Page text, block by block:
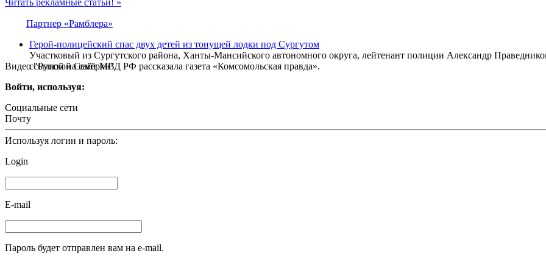
Видео "Русской Семёрки"
Партнер «Рамблера»
Герой-полицейский спас двух детей из тонущей лодки под Сургутом
Участковый из Сургутского района, Ханты-Мансийского автономного округа, лейтенант полиции Александр
ссылкой на сайт МВД РФ рассказала газета «Комсомольская правда».
Войти, используя:
Социальные сети
Почту
Используя логин и пароль:
Login
E-mail
Пароль будет отправлен вам на e-mail.